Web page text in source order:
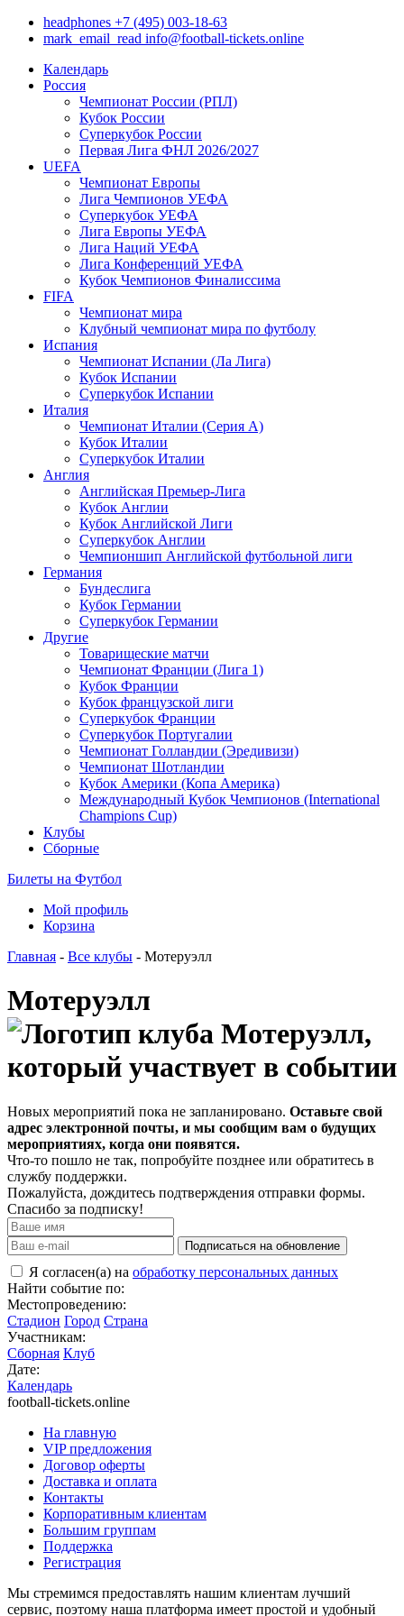
headphones +7 (495) 003-18-63
mark_email_read info@football-tickets.online
Календарь
Россия
Чемпионат России (РПЛ)
Кубок России
Суперкубок России
Первая Лига ФНЛ 2026/2027
UEFA
Чемпионат Европы
Лига Чемпионов УЕФА
Суперкубок УЕФА
Лига Европы УЕФА
Лига Наций УЕФА
Лига Конференций УЕФА
Кубок Чемпионов Финалиссима
FIFA
Чемпионат мира
Клубный чемпионат мира по футболу
Испания
Чемпионат Испании (Ла Лига)
Кубок Испании
Суперкубок Испании
Италия
Чемпионат Италии (Серия А)
Кубок Италии
Суперкубок Италии
Англия
Английская Премьер-Лига
Кубок Англии
Кубок Английской Лиги
Суперкубок Англии
Чемпионшип Английской футбольной лиги
Германия
Бундеслига
Кубок Германии
Суперкубок Германии
Другие
Товарищеские матчи
Чемпионат Франции (Лига 1)
Кубок Франции
Кубок французской лиги
Суперкубок Франции
Суперкубок Португалии
Чемпионат Голландии (Эредивизи)
Чемпионат Шотландии
Кубок Америки (Копа Америка)
Международный Кубок Чемпионов (International
Champions Cup)
Клубы
Сборные
Билеты на Футбол
Мой профиль
Корзина
Главная - Все клубы - Мотеруэлл
Мотеруэлл
Новых мероприятий пока не запланировано. Оставьте свой
адрес электронной почты, и мы сообщим вам о будущих
мероприятиях, когда они появятся.
Что-то пошло не так, попробуйте позднее или обратитесь в
службу поддержки.
Пожалуйста, дождитесь подтверждения отправки формы.
Спасибо за подписку!
Подписаться на обновление
Я согласен(а) на обработку персональных данных
Найти событие по:
Местопроведению:
Стадион Город Страна
Участникам:
Сборная Клуб
Дате:
Календарь
football-tickets.online
На главную
VIP предложения
Договор оферты
Доставка и оплата
Контакты
Корпоративным клиентам
Большим группам
Поддержка
Регистрация
Мы стремимся предоставлять нашим клиентам лучший
сервис, поэтому наша платформа имеет простой и удобный